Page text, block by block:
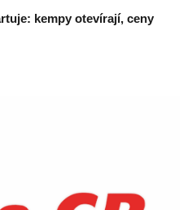
kempy otevírají, ceny